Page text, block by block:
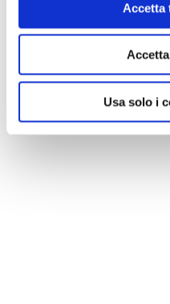
Accetta
Usa solo i